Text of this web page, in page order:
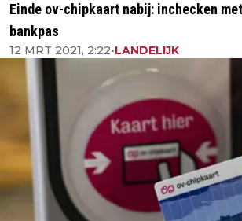
Einde ov-chipkaart nabij: inchecken
bankpas
12 MRT 2021, 2:22•LANDELIJK